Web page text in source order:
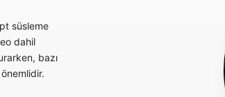
süsleme
dahil
bazı